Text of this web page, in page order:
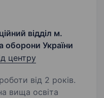
відділ м.
оборони України
центру
від 2 років.